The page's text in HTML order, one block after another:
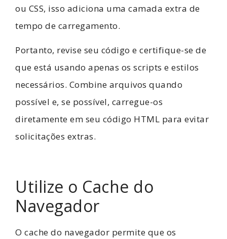
ou CSS, isso adiciona uma camada extra de
tempo de carregamento.
Portanto, revise seu código e certifique-se de
que está usando apenas os scripts e estilos
necessários. Combine arquivos quando
possível e, se possível, carregue-os
diretamente em seu código HTML para evitar
solicitações extras.
Utilize o Cache do
Navegador
O cache do navegador permite que os